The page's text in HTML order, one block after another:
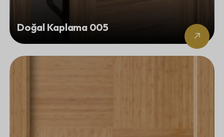
Doğal Kaplama 005